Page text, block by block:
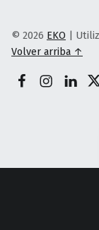
© 2026 EKO |
Volver arriba ↑